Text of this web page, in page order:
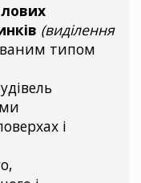
(виділення
типом
і